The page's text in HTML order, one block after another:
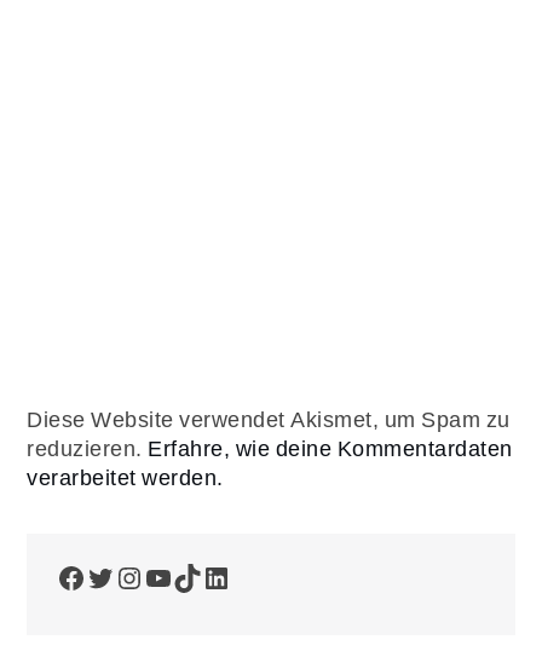
Diese Website verwendet Akismet, um Spam zu
reduzieren. Erfahre, wie deine Kommentardaten
verarbeitet werden.
Facebook
Twitter
Instagram
YouTube
TikTokLinkedIn